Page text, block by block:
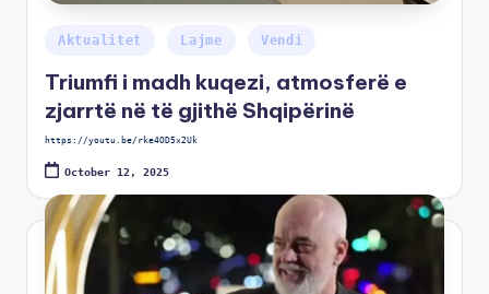
Aktualitet Lajme Vendi
Triumfi i madh kuqezi, atmosferë e
zjarrtë në të gjithë Shqipërinë
https://youtu.be/rke4OD5x2Uk
October 12, 2025